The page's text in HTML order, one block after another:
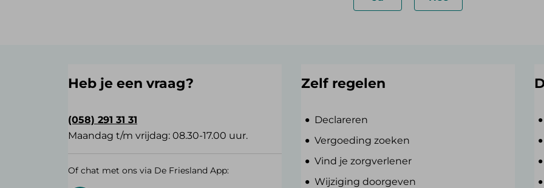
Heb je een vraag?
(058) 291 31 31
Maandag t/m vrijdag: 08.30-17.00 uur.
Of chat met ons via De Friesland App:
Zelf regelen
Declareren
Vergoeding zoeken
Vind je zorgverlener
Wijziging doorgeven